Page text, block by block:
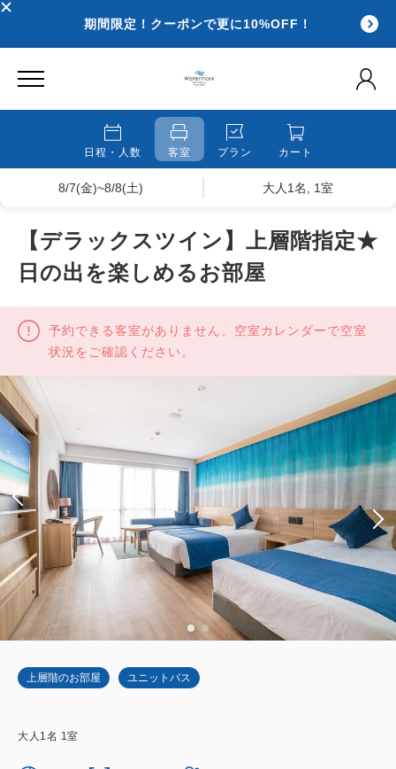
期間限定！クーポンで更に10%OFF！
日程・人数 客室 プラン カート
8/7(金)~8/8(土) 大人1名, 1室
【デラックスツイン】上層階指定★
日の出を楽しめるお部屋
予約できる客室がありません、空室カレンダーで空室
状況をご確認ください。
上層階のお部屋 ユニットバス
大人 1 名 1 室